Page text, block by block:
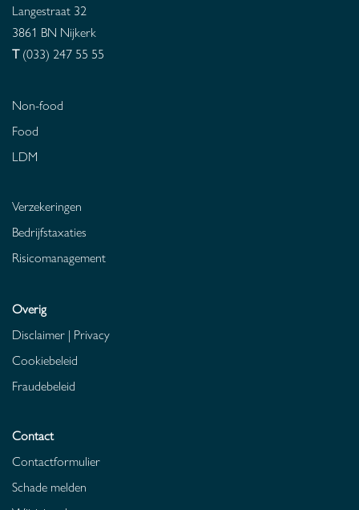
Langestraat 32
3861 BN Nijkerk
T (033) 247 55 55
Non-food
Food
LDM
Verzekeringen
Bedrijfstaxaties
Risicomanagement
Overig
Disclaimer | Privacy
Cookiebeleid
Fraudebeleid
Contact
Contactformulier
Schade melden